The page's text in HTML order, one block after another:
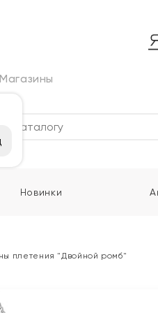
Магазины
Новинки
плетения "Двойной ромб"